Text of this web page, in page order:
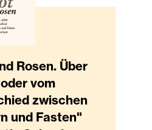
Rosen. Über
vom
zwischen
und Fasten"